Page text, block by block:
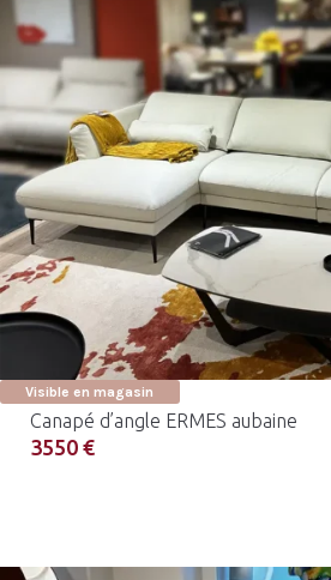
Visible en magasin
Canapé d’angle ERMES aubaine
3550 €